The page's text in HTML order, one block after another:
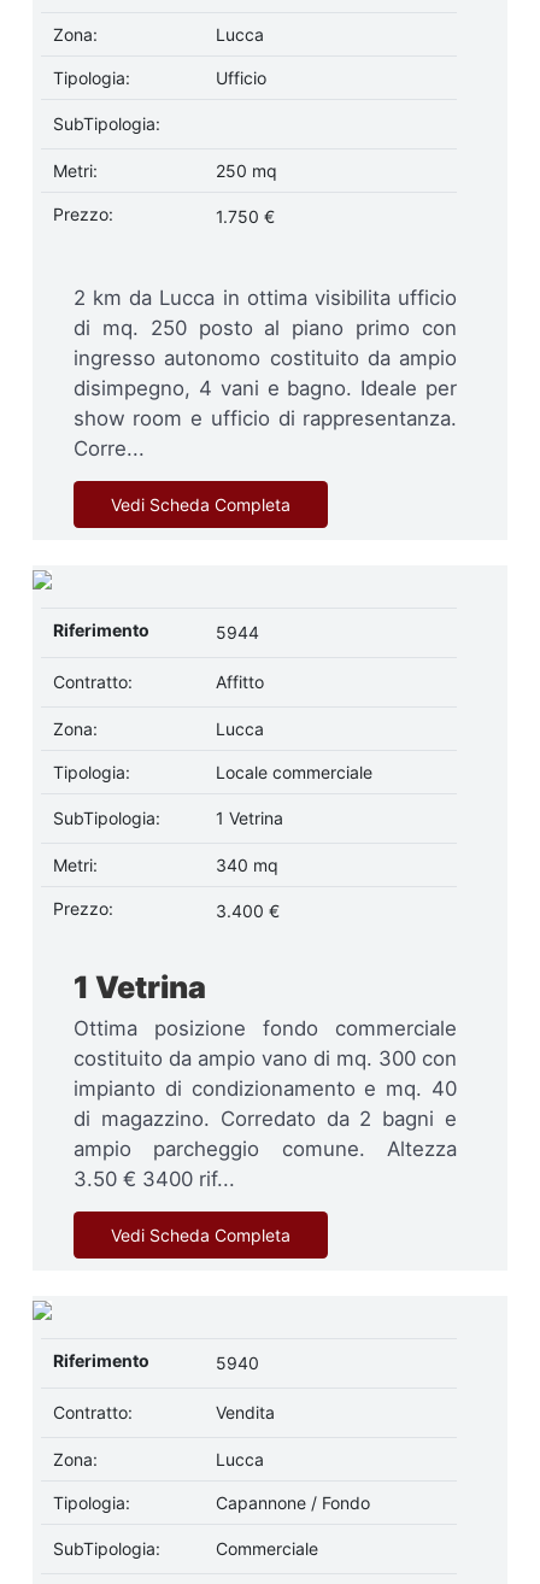
Zona: Lucca
Tipologia: Ufficio
SubTipologia:
Metri: 250 mq
Prezzo: 1.750 €
2 km da Lucca in ottima visibilita ufficio
di mq. 250 posto al piano primo con
ingresso autonomo costituito da ampio
disimpegno, 4 vani e bagno. Ideale per
show room e ufficio di rappresentanza.
Corre...
Vedi Scheda Completa
Riferimento 5944
Contratto: Affitto
Zona: Lucca
Tipologia: Locale commerciale
SubTipologia: 1 Vetrina
Metri: 340 mq
Prezzo: 3.400 €
1 Vetrina
Ottima posizione fondo commerciale
costituito da ampio vano di mq. 300 con
impianto di condizionamento e mq. 40
di magazzino. Corredato da 2 bagni e
ampio parcheggio comune. Altezza
3.50 € 3400 rif...
Vedi Scheda Completa
Riferimento 5940
Contratto: Vendita
Zona: Lucca
Tipologia: Capannone / Fondo
SubTipologia: Commerciale